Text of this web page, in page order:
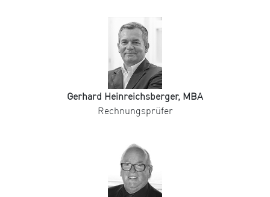
Gerhard Heinreichsberger, MBA
Rechnungsprüfer